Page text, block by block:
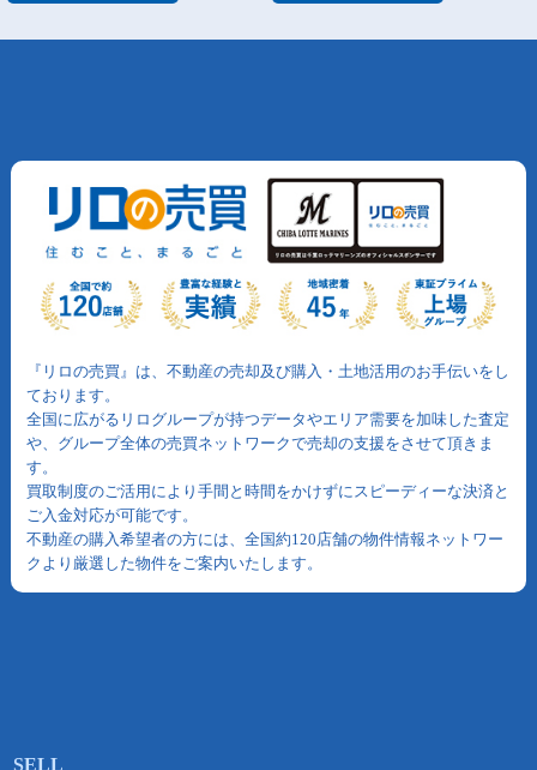
『リロの売買』は、不動産の売却及び購入・土地活用のお手伝いをし
ております。
全国に広がるリログループが持つデータやエリア需要を加味した査定
や、グループ全体の売買ネットワークで売却の支援をさせて頂きま
す。
買取制度のご活用により手間と時間をかけずにスピーディーな決済と
ご入金対応が可能です。
不動産の購入希望者の方には、全国約120店舗の物件情報ネットワー
クより厳選した物件をご案内いたします。